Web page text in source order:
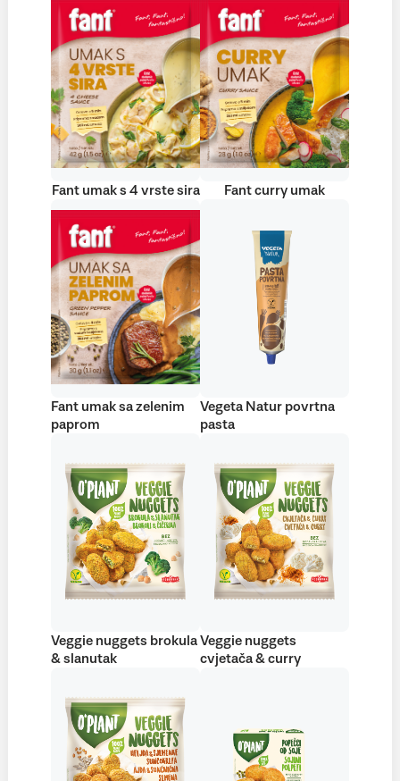
Fant umak s 4 vrste sira Fant curry umak
Fant umak sa zelenim
paprom
Vegeta Natur povrtna
pasta
Veggie nuggets brokula
& slanutak
Veggie nuggets
cvjetača & curry